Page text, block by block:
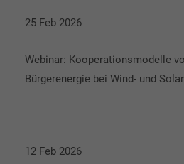
25 Feb 2026
Webinar: Kooperationsmodelle
Bürgerenergie bei Wind- und
12 Feb 2026